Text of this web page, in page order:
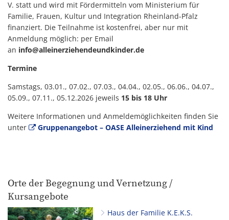
V. statt und wird mit Fördermitteln vom Ministerium für
Familie, Frauen, Kultur und Integration Rheinland-Pfalz
finanziert. Die Teilnahme ist kostenfrei, aber nur mit
Anmeldung möglich: per Email
an info@alleinerziehendeundkinder.de
Termine
Samstags, 03.01., 07.02., 07.03., 04.04., 02.05., 06.06., 04.07.,
05.09., 07.11., 05.12.2026 jeweils 15 bis 18 Uhr
Weitere Informationen und Anmeldemöglichkeiten finden Sie
unter
Gruppenangebot – OASE Alleinerziehend mit Kind
Orte der Begegnung und Vernetzung /
Kursangebote
Haus der Familie K.E.K.S.